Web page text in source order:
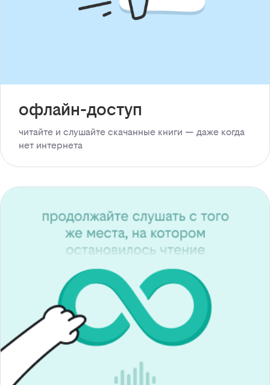
офлайн-доступ
читайте и слушайте скачанные книги — даже когда
нет интернета